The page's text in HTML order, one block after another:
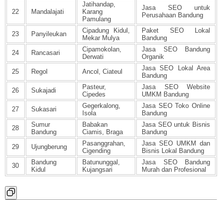
22 Mandalajati
Jatihandap,
Karang
Pamulang
Jasa SEO untuk
Perusahaan Bandung
23 Panyileukan
Cipadung Kidul,
Mekar Mulya
Paket SEO Lokal
Bandung
24
Rancasari
Cipamokolan,
Derwati
Jasa SEO Bandung
Organik
25
Regol Ancol, Ciateul
Jasa SEO Lokal Area
Bandung
26
Sukajadi
Pasteur,
Cipedes
Jasa SEO Website
UMKM Bandung
27
Sukasari
Gegerkalong,
Isola
Jasa SEO Toko Online
Bandung
28
Sumur
Bandung
Babakan
Ciamis, Braga
Jasa SEO untuk Bisnis
Bandung
29
Ujungberung
Pasanggrahan,
Cigending
Jasa SEO UMKM dan
Bisnis Lokal Bandung
30
Bandung
Kidul
Batununggal,
Kujangsari
Jasa SEO Bandung
Murah dan Profesional